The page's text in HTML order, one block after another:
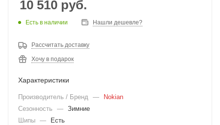
10 510 руб.
Есть в наличии Нашли дешевле?
Рассчитать доставку
Хочу в подарок
Характеристики
Производитель / Бренд —
Nokian
Сезонность
— Зимние
Шипы —
Есть